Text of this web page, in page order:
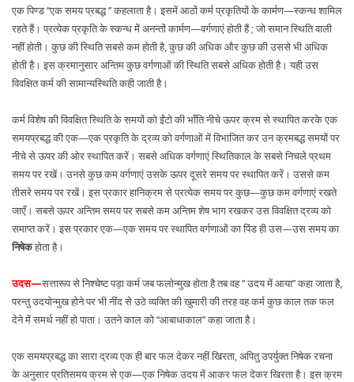
एक पिण्ड ‘‘एक समय प्रबद्ध ’’ कहलाता है। इसमें आठों कर्म प्रकृतियों के कार्मण—स्कन्ध शामिल
रहते हैं। प्रत्येक प्रकृति के स्कन्ध में अनन्तों कार्मण—वर्गणाएं होती हैं ; जो समान स्थिति वाली
नहीं होती। कुछ की स्थिति सबसे कम होती है, कुछ की अधिक और कुछ की उससे भी अधिक
होती है। इस क्रमानुसार अन्तिम कुछ वर्गणाओं की स्थिति सबसे अधिक होती है। यही उस
विवक्षित कर्म की सामान्यस्थिति कही जाती है।
कर्म विशेष की विवक्षित स्थिति के समयों को ईंटो की भाँति नीचे ऊपर क्रम से स्थापित करके एक
समयप्रबद्ध की एक—एक प्रकृति के द्रव्य को वर्गणाओं में विभाजित कर उन क्रमबद्ध समयों पर
नीचे से ऊपर की ओर स्थापित करें। सबसे अधिक वर्गणाएं स्थितिकाल के सबसे निचले प्रथम
समय पर रखें। उनसे कुछ कम वर्गणाएं उसके ऊपर दूसरे समय पर स्थापित करें। उससे कम
तीसरे समय पर रखें। इस प्रकार हानिक्रम से प्रत्येक समय पर कुछ—कुछ कम वर्गणाएं रखते
जाएँ। सबसे ऊपर अन्तिम समय पर सबसे कम अन्तिम शेष भाग रखकर उस विवक्षित द्रव्य को
समाप्त करें। इस प्रकार एक—एक समय पर स्थापित वर्गणाओं का पिंड ही उस—उस समय का
निषेकहोता है।
उदस—सत्तारूप से निश्चेष्ट पड़ा कर्म जब फलोन्मुख होता है तब वह ‘‘ उदय में आया’’ कहा जाता है,
परन्तु उदयोन्मुख होने पर भी नींद से उठे व्यक्ति की खुमारी की तरह वह कर्म कुछ काल तक फल
देने में समर्थ नहीं हो पाता। उतने काल को ‘‘आबाधाकाल’’ कहा जाता है।
एक समयप्रबद्ध का सारा द्रव्य एक ही बार फल देकर नहीं खिरता, अपितु उपर्युक्त निषेक रचना
के अनुसार प्रतिसमय क्रम से एक—एक निषेक उदय में आकर फल देकर खिरता है। इस क्रम